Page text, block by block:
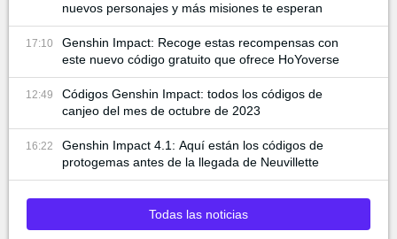
nuevos personajes y más misiones te esperan
17:10
Genshin Impact: Recoge estas recompensas con
este nuevo código gratuito que ofrece HoYoverse
12:49
Códigos Genshin Impact: todos los códigos de
canjeo del mes de octubre de 2023
16:22
Genshin Impact 4.1: Aquí están los códigos de
protogemas antes de la llegada de Neuvillette
Todas las noticias